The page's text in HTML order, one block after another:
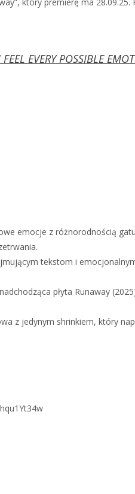
EVERY POSSIBLE
emocje z różnorodnością
tekstom i
płyta Runaway
z jedynym shrinkiem, który